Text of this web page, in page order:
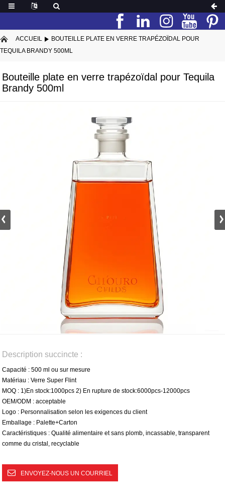
ACCUEIL
BOUTEILLE PLATE EN VERRE TRAPÉZOÏDAL POUR
TEQUILA BRANDY 500ML
Bouteille plate en verre trapézoïdal pour Tequila
Brandy 500ml
Description succincte :
Capacité : 500 ml ou sur mesure
Matériau : Verre Super Flint
MOQ : 1)En stock:1000pcs 2) En rupture de stock:6000pcs-12000pcs
OEM/ODM : acceptable
Logo : Personnalisation selon les exigences du client
Emballage : Palette+Carton
Caractéristiques : Qualité alimentaire et sans plomb, incassable, transparent
comme du cristal, recyclable
ENVOYEZ-NOUS UN COURRIEL